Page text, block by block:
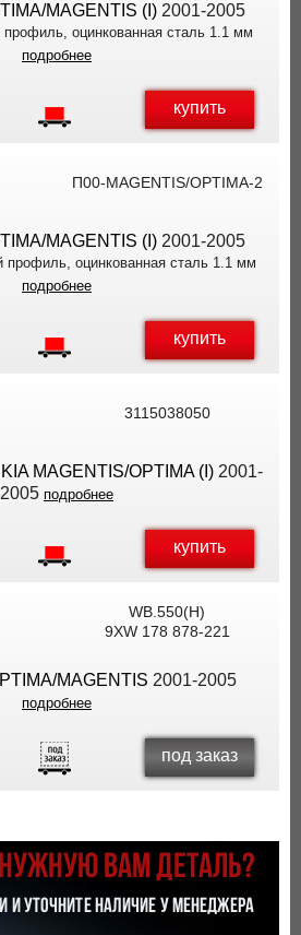
MAGENTIS (I)2001-2005
оцинкованная сталь 1.1 мм
подробнее
купить
П00-MAGENTIS/OPTIMA-2
MAGENTIS (I)2001-2005
профиль, оцинкованная сталь 1.1 мм
подробнее
купить
3115038050
MAGENTIS/OPTIMA (I)2001-
2005 подробнее
купить
WB.550(H)
9XW 178 878-221
MAGENTIS 2001-2005
подробнее
под заказ
ВАМ ДЕТАЛЬ?
И УТОЧНИТЕ НАЛИЧИЕ У МЕНЕДЖЕРА